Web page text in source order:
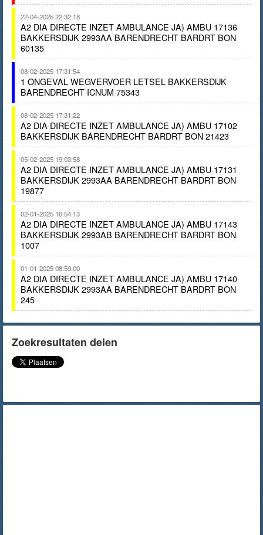
22-04-2025 22:32:18
A2 DIA DIRECTE INZET AMBULANCE JA) AMBU 17136
BAKKERSDIJK 2993AA BARENDRECHT BARDRT BON
60135
08-02-2025 17:31:54
1 ONGEVAL WEGVERVOER LETSEL BAKKERSDIJK
BARENDRECHT ICNUM 75343
08-02-2025 17:31:22
A2 DIA DIRECTE INZET AMBULANCE JA) AMBU 17102
BAKKERSDIJK BARENDRECHT BARDRT BON 21423
05-02-2025 19:03:58
A2 DIA DIRECTE INZET AMBULANCE JA) AMBU 17131
BAKKERSDIJK 2993AA BARENDRECHT BARDRT BON
19877
02-01-2025 16:54:13
A2 DIA DIRECTE INZET AMBULANCE JA) AMBU 17143
BAKKERSDIJK 2993AB BARENDRECHT BARDRT BON
1007
01-01-2025 08:59:00
A2 DIA DIRECTE INZET AMBULANCE JA) AMBU 17140
BAKKERSDIJK 2993AA BARENDRECHT BARDRT BON
245
Zoekresultaten delen